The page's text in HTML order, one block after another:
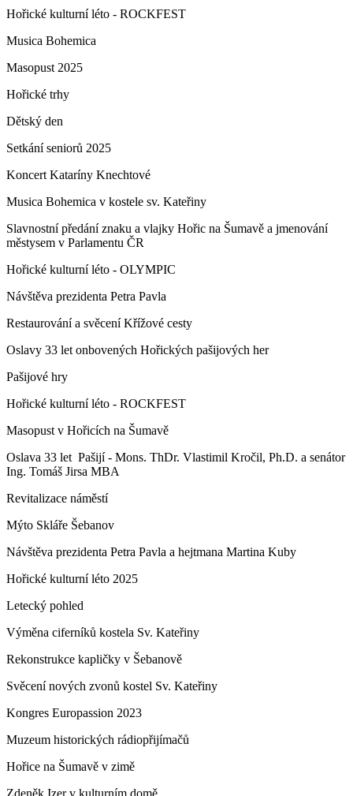
Hořické kulturní léto - ROCKFEST
Musica Bohemica
Masopust 2025
Hořické trhy
Dětský den
Setkání seniorů 2025
Koncert Kataríny Knechtové
Musica Bohemica v kostele sv. Kateřiny
Slavnostní předání znaku a vlajky Hořic na Šumavě a jmenování
městysem v Parlamentu ČR
Hořické kulturní léto - OLYMPIC
Návštěva prezidenta Petra Pavla
Restaurování a svěcení Křížové cesty
Oslavy 33 let onbovených Hořických pašijových her
Pašijové hry
Hořické kulturní léto - ROCKFEST
Masopust v Hořicích na Šumavě
Oslava 33 let Pašijí - Mons. ThDr. Vlastimil Kročil, Ph.D. a senátor
Ing. Tomáš Jirsa MBA
Revitalizace náměstí
Mýto Skláře Šebanov
Návštěva prezidenta Petra Pavla a hejtmana Martina Kuby
Hořické kulturní léto 2025
Letecký pohled
Výměna ciferníků kostela Sv. Kateřiny
Rekonstrukce kapličky v Šebanově
Svěcení nových zvonů kostel Sv. Kateřiny
Kongres Europassion 2023
Muzeum historických rádiopřijímačů
Hořice na Šumavě v zimě
Zdeněk Izer v kulturním domě